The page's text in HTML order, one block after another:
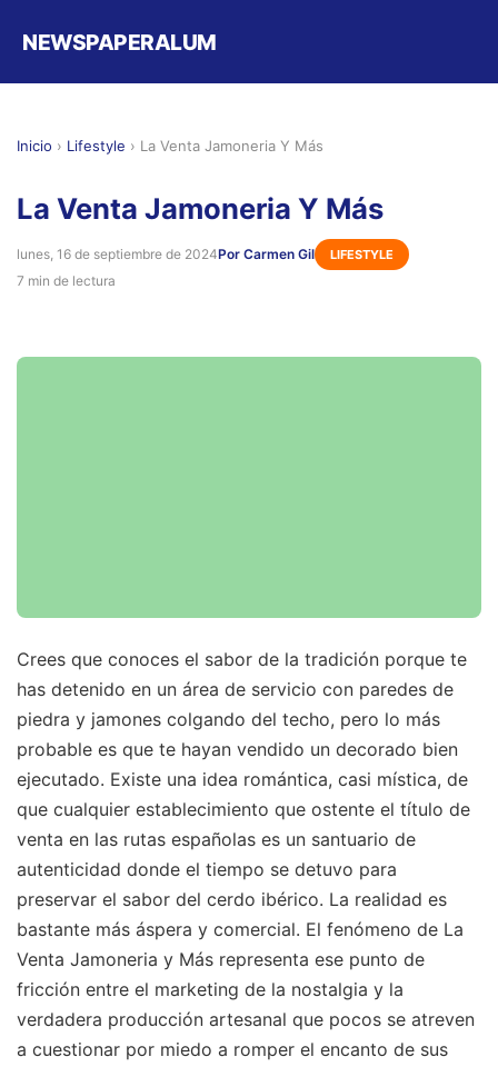
NEWSPAPERALUM
Inicio › Lifestyle › La Venta Jamoneria Y Más
La Venta Jamoneria Y Más
lunes, 16 de septiembre de 2024Por Carmen Gil LIFESTYLE
7 min de lectura
Crees que conoces el sabor de la tradición porque te
has detenido en un área de servicio con paredes de
piedra y jamones colgando del techo, pero lo más
probable es que te hayan vendido un decorado bien
ejecutado. Existe una idea romántica, casi mística, de
que cualquier establecimiento que ostente el título de
venta en las rutas españolas es un santuario de
autenticidad donde el tiempo se detuvo para
preservar el sabor del cerdo ibérico. La realidad es
bastante más áspera y comercial. El fenómeno de La
Venta Jamoneria y Más representa ese punto de
fricción entre el marketing de la nostalgia y la
verdadera producción artesanal que pocos se atreven
a cuestionar por miedo a romper el encanto de sus